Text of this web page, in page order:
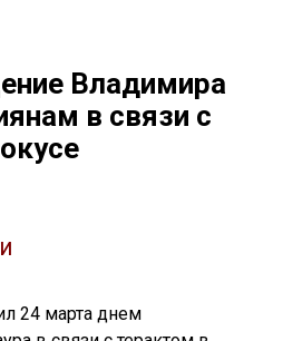
Владимира
в связи с
24 марта днем